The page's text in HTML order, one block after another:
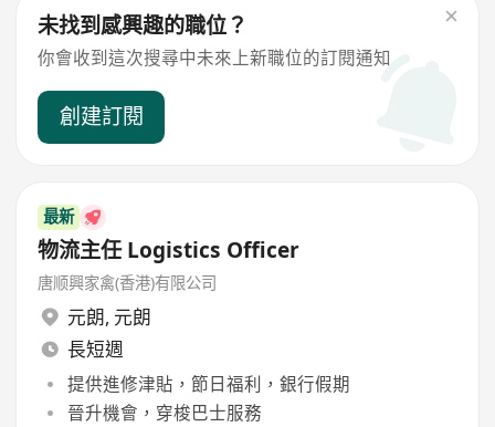
未找到感興趣的職位？
你會收到這次搜尋中未來上新職位的訂閱通知
創建訂閱
最新
物流主任 Logistics Officer
唐顺興家禽(香港)有限公司
元朗, 元朗
長短週
提供進修津貼，節日福利，銀行假期
晉升機會，穿梭巴士服務